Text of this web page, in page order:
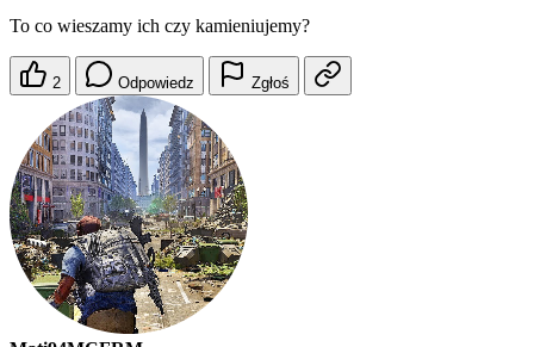
To co wieszamy ich czy kamieniujemy?
2 Odpowiedz Zgłoś